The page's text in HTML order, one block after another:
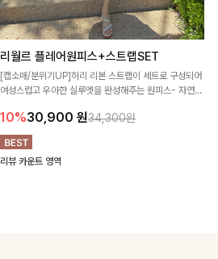
리월르 플레어원피스+스트랩SET
[캡소매/분위기UP]허리 리본 스트랩이 세트로 구성되어
여성스럽고 우아한 실루엣을 완성해주는 원피스- 자연스
면서도 여리한 무드로 입어져✨
10%30,900 원34,300원
리뷰 카운트 영역